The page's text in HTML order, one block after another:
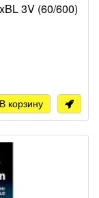
3V (60/600)
В корзину